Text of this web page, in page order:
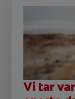
Vi tar